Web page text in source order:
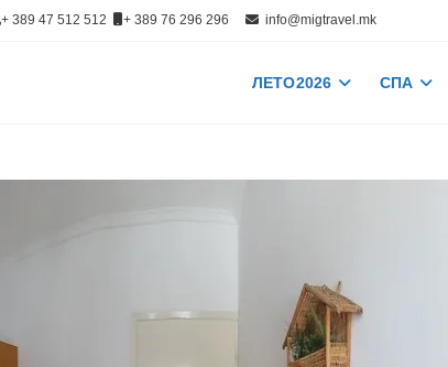
+ 389 47 512 512 + 389 76 296 296 info@migtravel.mk
ЛЕТО 2026 СПА